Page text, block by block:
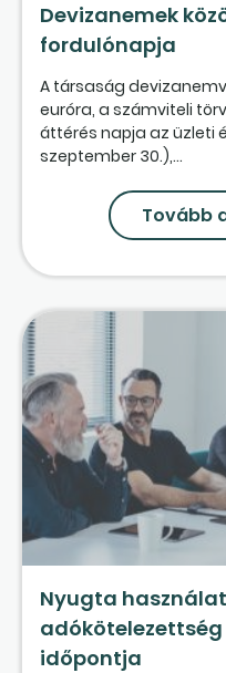
Devizanemek
fordulónapja
A társaság
euróra, a számviteli
áttérés napja az üzleti
szeptember 30.),...
Tovább
Nyugta
adókötelezettség
időpontja